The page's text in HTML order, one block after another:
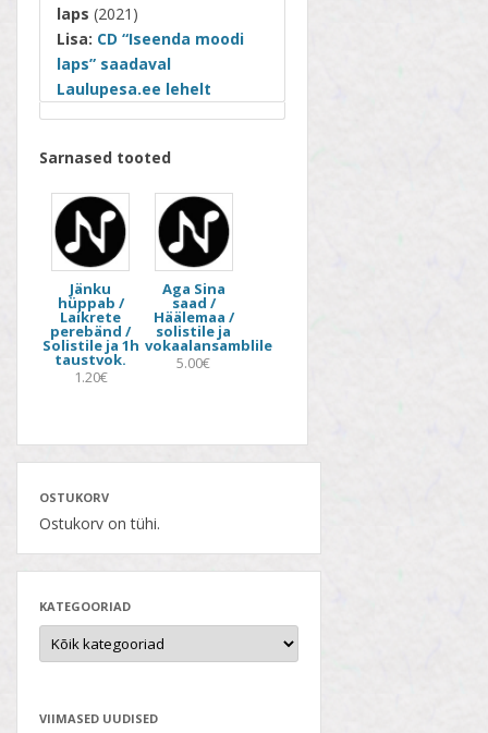
laps (2021)
Lisa: CD “Iseenda moodi
laps” saadaval
Laulupesa.ee lehelt
Sarnased tooted
Jänku
hüppab /
Laikrete
perebänd /
Solistile ja 1h
taustvok.
1.20€
Aga Sina
saad /
Häälemaa /
solistile ja
vokaalansamblile
5.00€
OSTUKORV
Ostukorv on tühi.
KATEGOORIAD
VIIMASED UUDISED